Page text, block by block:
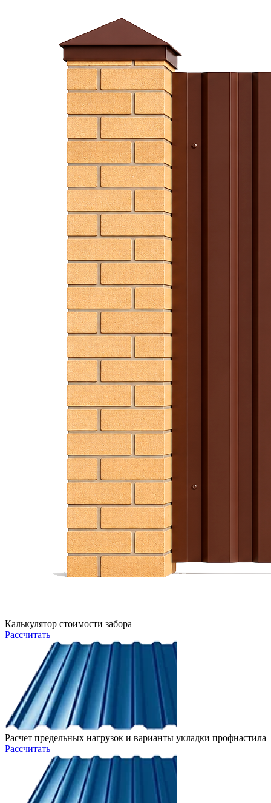
Калькулятор стоимости забора
Рассчитать
Расчет предельных нагрузок и варианты укладки профнастила
Рассчитать